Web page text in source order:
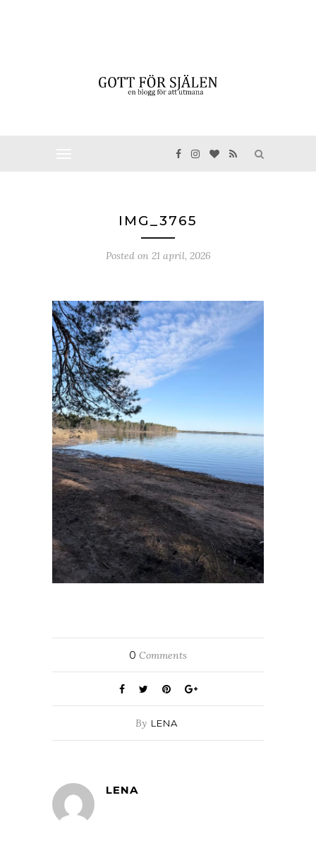
IMG_3765
Posted on 21 april, 2026
0 Comments
By LENA
LENA